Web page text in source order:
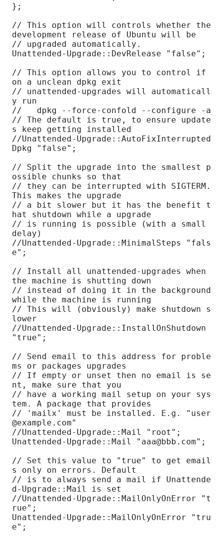
};
// This option will controls whether the
development release of Ubuntu will be
// upgraded automatically.
Unattended-Upgrade::DevRelease "false";
// This option allows you to control if
on a unclean dpkg exit
// unattended-upgrades will automaticall
y run
//   dpkg --force-confold --configure -a
// The default is true, to ensure update
s keep getting installed
//Unattended-Upgrade::AutoFixInterrupted
Dpkg "false";
// Split the upgrade into the smallest p
ossible chunks so that
// they can be interrupted with SIGTERM.
This makes the upgrade
// a bit slower but it has the benefit t
hat shutdown while a upgrade
// is running is possible (with a small
delay)
//Unattended-Upgrade::MinimalSteps "fals
e";
// Install all unattended-upgrades when
the machine is shutting down
// instead of doing it in the background
while the machine is running
// This will (obviously) make shutdown s
lower
//Unattended-Upgrade::InstallOnShutdown
"true";
// Send email to this address for proble
ms or packages upgrades
// If empty or unset then no email is se
nt, make sure that you
// have a working mail setup on your sys
tem. A package that provides
// 'mailx' must be installed. E.g. "user
@example.com"
//Unattended-Upgrade::Mail "root";
Unattended-Upgrade::Mail "aaa@bbb.com";
// Set this value to "true" to get email
s only on errors. Default
// is to always send a mail if Unattende
d-Upgrade::Mail is set
//Unattended-Upgrade::MailOnlyOnError "t
rue";
Unattended-Upgrade::MailOnlyOnError "tru
e";